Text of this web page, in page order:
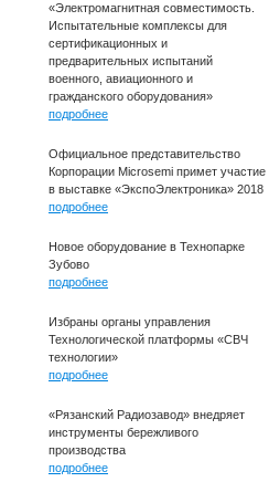
«Электромагнитная совместимость.
Испытательные комплексы для
сертификационных и
предварительных испытаний
военного, авиационного и
гражданского оборудования»
подробнее
Официальное представительство
Корпорации Microsemi примет участие
в выставке «ЭкспоЭлектроника» 2018
подробнее
Новое оборудование в Технопарке
Зубово
подробнее
Избраны органы управления
Технологической платформы «СВЧ
технологии»
подробнее
«Рязанский Радиозавод» внедряет
инструменты бережливого
производства
подробнее